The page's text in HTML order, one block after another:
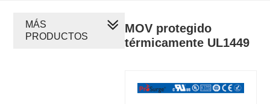
MOV protegido
térmicamente UL1449
MÁS
PRODUCTOS